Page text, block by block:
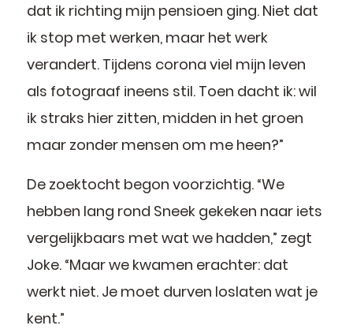
dat ik richting mijn pensioen ging. Niet dat
ik stop met werken, maar het werk
verandert. Tijdens corona viel mijn leven
als fotograaf ineens stil. Toen dacht ik: wil
ik straks hier zitten, midden in het groen
maar zonder mensen om me heen?”
De zoektocht begon voorzichtig. “We
hebben lang rond Sneek gekeken naar iets
vergelijkbaars met wat we hadden,” zegt
Joke. “Maar we kwamen erachter: dat
werkt niet. Je moet durven loslaten wat je
kent.”